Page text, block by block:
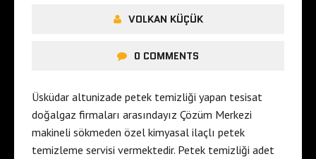
VOLKAN KÜÇÜK
0 COMMENTS
Üsküdar altunizade petek temizliği yapan tesisat
doğalgaz firmaları arasındayız Çözüm Merkezi
makineli sökmeden özel kimyasal ilaçlı petek
temizleme servisi vermektedir. Petek temizliği adet